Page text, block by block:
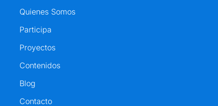
Quienes Somos
Participa
Proyectos
Contenidos
Blog
Contacto